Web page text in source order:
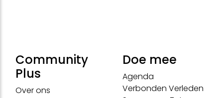
Community
Plus
Over ons
Doe mee
Agenda
Verbonden Verleden